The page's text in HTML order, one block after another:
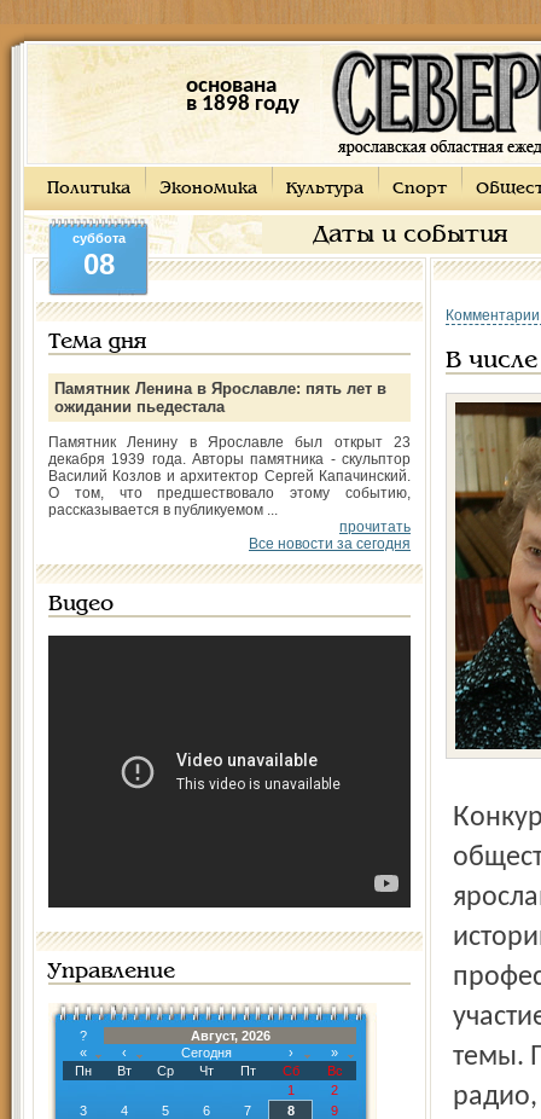
основана
в 1898 году
Политика Экономика Культура Спорт
Даты и события
суббота
08
Тема дня
Памятник Ленина в Ярославле: пять лет в
ожидании пьедестала
Памятник Ленину в Ярославле был открыт 23
декабря 1939 года. Авторы памятника - скульптор
Василий Козлов и архитектор Сергей Капачинский.
О том, что предшествовало этому событию,
рассказывается в публикуемом ...
прочитать
Все новости за сегодня
Видео
Управление
?
Август, 2026
«
‹ Сегодня ›
»
Пн
Вт Ср Чт Пт Сб
Вс
1
2
3
4 5 6 7 8
9
В
Конкурс, объявленный Союзом журналистов области и
темы.
радио,